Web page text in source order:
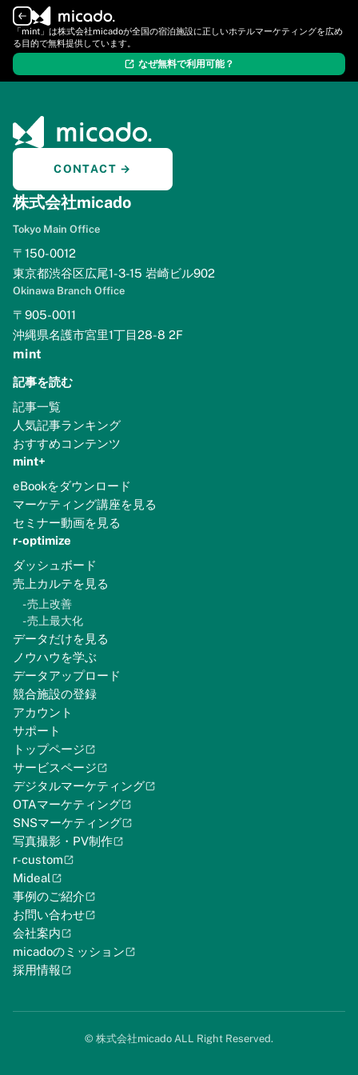
「mint」は株式会社micadoが全国の宿泊施設に正しいホテルマーケティングを広め
る目的で無料提供しています。
なぜ無料で利用可能？
ログイン 新規登録
CONTACT →
株式会社micado
Tokyo Main Office
〒150-0012
東京都渋谷区広尾1-3-15 岩崎ビル902
Okinawa Branch Office
〒905-0011
沖縄県名護市宮里1丁目28-8 2F
mint
記事を読む
記事一覧
人気記事ランキング
おすすめコンテンツ
mint+
eBookをダウンロード
マーケティング講座を見る
セミナー動画を見る
r-optimize
ダッシュボード
売上カルテを見る
-売上改善
-売上最大化
データだけを見る
ノウハウを学ぶ
データアップロード
競合施設の登録
アカウント
サポート
トップページ
サービスページ
デジタルマーケティング
OTAマーケティング
SNSマーケティング
写真撮影・PV制作
r-custom
Mideal
事例のご紹介
お問い合わせ
会社案内
micadoのミッション
採用情報
©︎ 株式会社micado ALL Right Reserved.